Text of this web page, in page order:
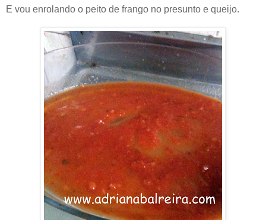
E vou enrolando o peito de frango no presunto e queijo.